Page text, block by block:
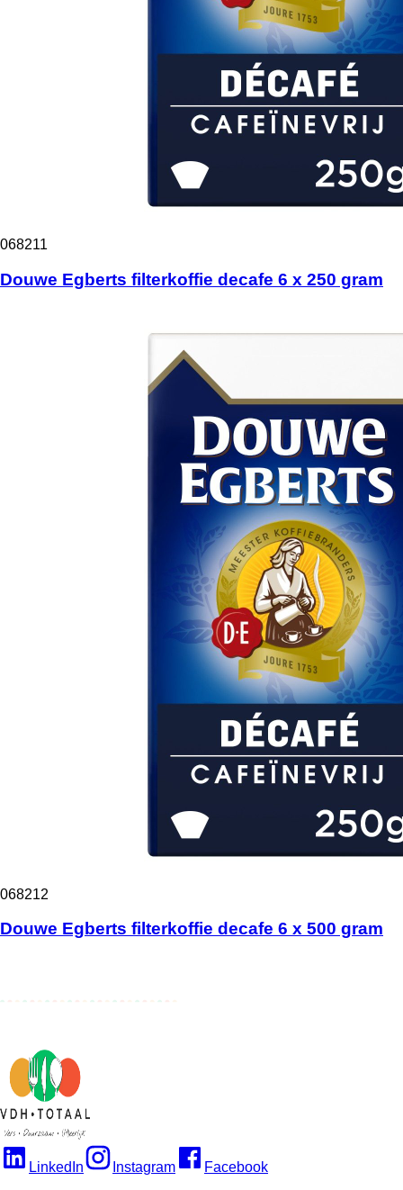
068211
Douwe Egberts filterkoffie decafe 6 x 250 gram
068212
Douwe Egberts filterkoffie decafe 6 x 500 gram
LinkedIn Instagram Facebook